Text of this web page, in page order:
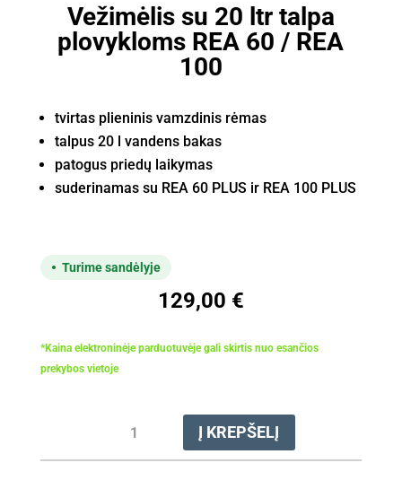
Vežimėlis su 20 ltr talpa
plovykloms REA 60 / REA
100
tvirtas plieninis vamzdinis rėmas
talpus 20 l vandens bakas
patogus priedų laikymas
suderinamas su REA 60 PLUS ir REA 100 PLUS
Turime sandėlyje
129,00 €
*Kaina elektroninėje parduotuvėje gali skirtis nuo esančios
prekybos vietoje
kiekis:
Vežimėlis
Į KREPŠELĮ